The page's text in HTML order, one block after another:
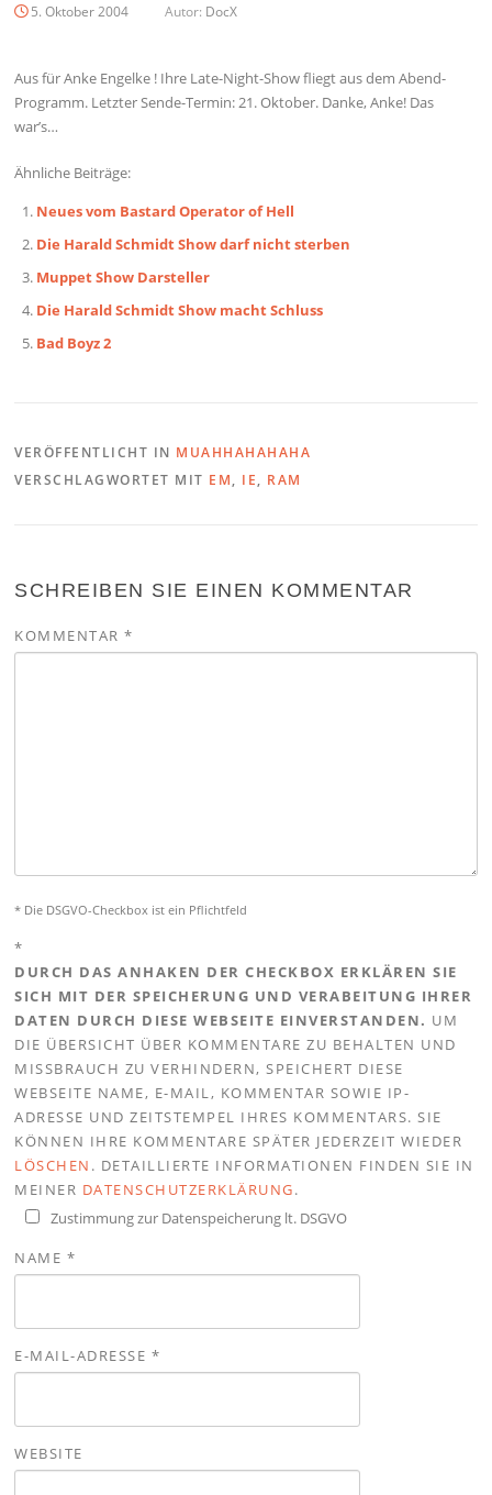
5. Oktober 2004 Autor: DocX
Aus für Anke Engelke ! Ihre Late-Night-Show fliegt aus dem Abend-
Programm. Letzter Sende-Termin: 21. Oktober. Danke, Anke! Das
war’s…
Ähnliche Beiträge:
Neues vom Bastard Operator of Hell
Die Harald Schmidt Show darf nicht sterben
Muppet Show Darsteller
Die Harald Schmidt Show macht Schluss
Bad Boyz 2
VERÖFFENTLICHT IN MUAHHAHAHAHA
VERSCHLAGWORTET MIT EM, IE, RAM
SCHREIBEN SIE EINEN KOMMENTAR
KOMMENTAR*
* Die DSGVO-Checkbox ist ein Pflichtfeld
*
DURCH DAS ANHAKEN DER CHECKBOX ERKLÄREN SIE
SICH MIT DER SPEICHERUNG UND VERABEITUNG IHRER
DATEN DURCH DIESE WEBSEITE EINVERSTANDEN. UM
DIE ÜBERSICHT ÜBER KOMMENTARE ZU BEHALTEN UND
MISSBRAUCH ZU VERHINDERN, SPEICHERT DIESE
WEBSEITE NAME, E-MAIL, KOMMENTAR SOWIE IP-
ADRESSE UND ZEITSTEMPEL IHRES KOMMENTARS. SIE
KÖNNEN IHRE KOMMENTARE SPÄTER JEDERZEIT WIEDER
LÖSCHEN . DETAILLIERTE INFORMATIONEN FINDEN SIE IN
MEINER DATENSCHUTZERKLÄRUNG.
Zustimmung zur Datenspeicherung lt. DSGVO
NAME *
E-MAIL-ADRESSE *
WEBSITE